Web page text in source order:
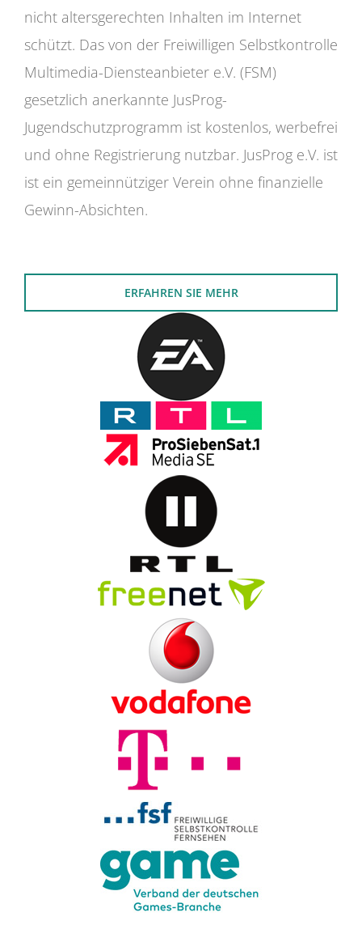
nicht altersgerechten Inhalten im Internet
schützt. Das von der Freiwilligen Selbstkontrolle
Multimedia-Diensteanbieter e.V. (FSM)
gesetzlich anerkannte JusProg-
Jugendschutzprogramm ist kostenlos, werbefrei
und ohne Registrierung nutzbar. JusProg e.V. ist
ist ein gemeinnütziger Verein ohne finanzielle
Gewinn-Absichten.
ERFAHREN SIE MEHR